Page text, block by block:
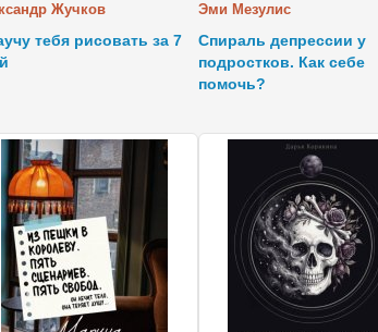
Жучков
тебя рисовать за 7
Эми Мезулис
Спираль депрессии у
подростков. Как себе
помочь?